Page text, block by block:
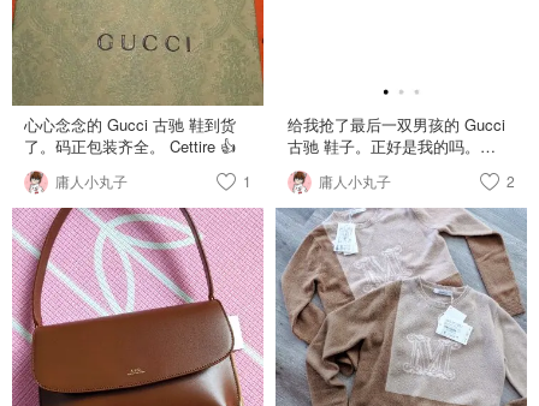
且这款的配色看起来有点jw
能装，手机，卡包就够了，钥匙
如果有个小点儿的钥匙扣装进去
都够呛，只能出去玩儿凹造型，
和闺蜜买了个闺蜜款！而且觉得
这个系列的单肩包也好好看啊只
要100刀救命好想买！ 现在就等
ssense和simons清仓了！
415，运费25，星标无折扣 🧱
Neiman Marcus 425，满400减
100，免运 🧱Shopbop - 425，免
运 我最后是在 24 Sevres 买的，
因为除了这个包，还买了个其他
的小东西，这样正好有额外8折还
有免运。如果你只想买一个包的
话 Cettire 也是个不错的选择！
昨晚下的单，今天已经是ready
for dispatch的状态～预计这周就
能收到！第一次在 24 Sevres 买
东西，非常期待我的箭头包⬆️
心心念念的 Gucci 古驰 鞋到货
了。码正包装齐全。 Cettire 👍
庸人小丸子 1
给我抢了最后一双男孩的 ￼Gucci
古驰 鞋子。正好是我的吗。
eu36。 希望合穿。
庸人小丸子 2